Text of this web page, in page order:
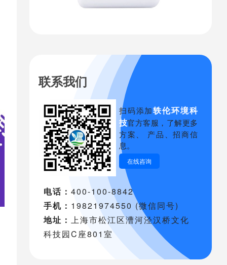
联系我们
扫码添加轶伦环境科
技官方客服，了解更多
方案、 产品、招商信
息。
在线咨询
电话：400-100-8842
手机： 19821974550 (微信同号)
地址：上海市松江区漕河泾汉桥文化
科技园C座801室